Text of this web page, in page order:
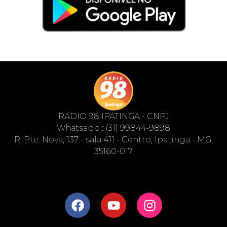
RADIO 98 IPATINGA - CNPJ
Whatsapp : (31) 99844-9898
R. Pte. Nova, 137 - sala 411 - Centro, Ipatinga - MG,
35160-017